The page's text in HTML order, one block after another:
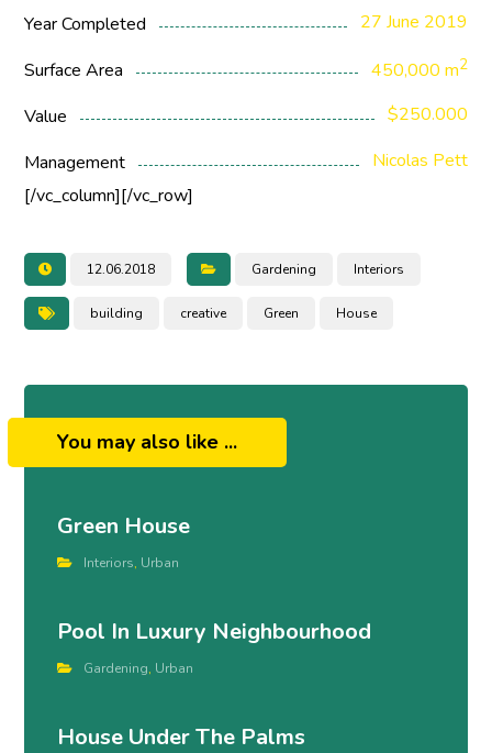
Year Completed
27 June 2019
Surface Area
450,000 m2
Value
$250.000
Management
Nicolas Pett
[/vc_column][/vc_row]
12.06.2018 Gardening Interiors
building creative Green House
You may also like ...
Green House
Interiors, Urban
Pool In Luxury Neighbourhood
Gardening, Urban
House Under The Palms